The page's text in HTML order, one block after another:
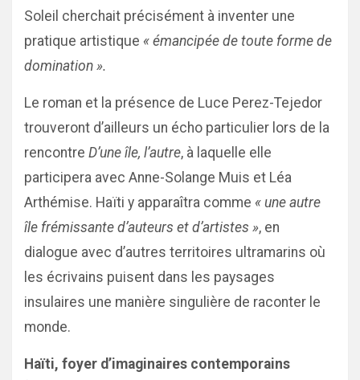
Soleil cherchait précisément à inventer une
pratique artistique « émancipée de toute forme de
domination ».
Le roman et la présence de Luce Perez-Tejedor
trouveront d’ailleurs un écho particulier lors de la
rencontre D’une île, l’autre, à laquelle elle
participera avec Anne-Solange Muis et Léa
Arthémise. Haïti y apparaîtra comme « une autre
île frémissante d’auteurs et d’artistes », en
dialogue avec d’autres territoires ultramarins où
les écrivains puisent dans les paysages
insulaires une manière singulière de raconter le
monde.
Haïti, foyer d’imaginaires contemporains